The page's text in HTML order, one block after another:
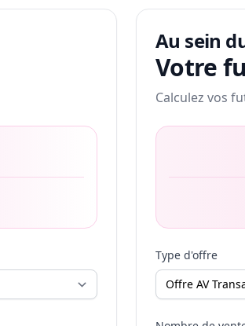
Au sein
Votre
Calculez vos
Type d'offre